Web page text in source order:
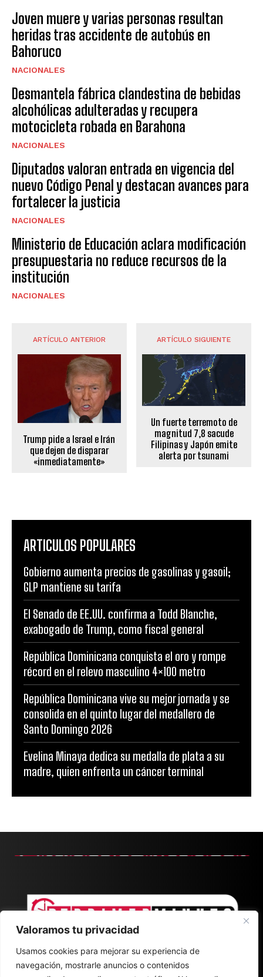
Valoramos tu privacidad
Usamos cookies para mejorar su experiencia de
navegación, mostrarle anuncios o contenidos
Joven muere y varias personas resultan
heridas tras accidente de autobús en
Bahoruco
NACIONALES
Desmantela fábrica clandestina de bebidas
alcohólicas adulteradas y recupera
motocicleta robada en Barahona
NACIONALES
Diputados valoran entrada en vigencia del
nuevo Código Penal y destacan avances para
fortalecer la justicia
NACIONALES
Ministerio de Educación aclara modificación
presupuestaria no reduce recursos de la
institución
NACIONALES
ARTÍCULO ANTERIOR
Trump pide a Israel e Irán
que dejen de disparar
«inmediatamente»
ARTÍCULO SIGUIENTE
Un fuerte terremoto de
magnitud 7,8 sacude
Filipinas y Japón emite
alerta por tsunami
ARTICULOS POPULARES
Gobierno aumenta precios de gasolinas y gasoil;
GLP mantiene su tarifa
El Senado de EE.UU. confirma a Todd Blanche,
exabogado de Trump, como fiscal general
República Dominicana conquista el oro y rompe
récord en el relevo masculino 4×100 metro
República Dominicana vive su mejor jornada y se
consolida en el quinto lugar del medallero de
Santo Domingo 2026
Evelina Minaya dedica su medalla de plata a su
madre, quien enfrenta un cáncer terminal